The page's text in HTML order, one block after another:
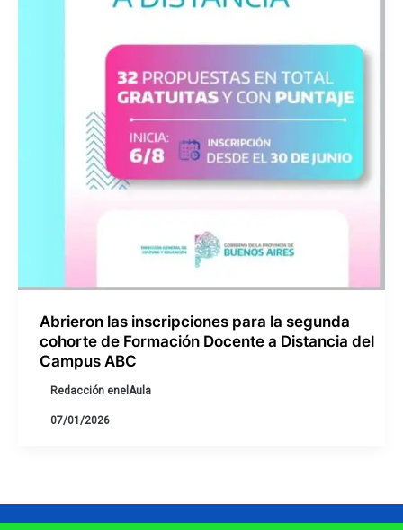
Abrieron las inscripciones para la segunda
cohorte de Formación Docente a Distancia del
Campus ABC
Redacción enelAula
07/01/2026